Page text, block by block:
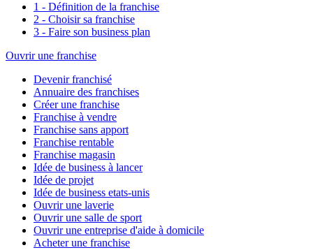
1 - Définition de la franchise
2 - Choisir sa franchise
3 - Faire son business plan
Ouvrir une franchise
Devenir franchisé
Annuaire des franchises
Créer une franchise
Franchise à vendre
Franchise sans apport
Franchise rentable
Franchise magasin
Idée de business à lancer
Idée de projet
Idée de business etats-unis
Ouvrir une laverie
Ouvrir une salle de sport
Ouvrir une entreprise d'aide à domicile
Acheter une franchise